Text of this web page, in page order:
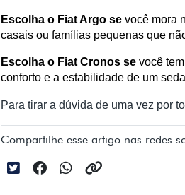
Escolha o Fiat Argo se você mora
casais ou famílias pequenas que
Escolha o Fiat Cronos se você
conforto e a estabilidade de um
Para tirar a dúvida de uma vez por
Compartilhe esse artigo nas redes